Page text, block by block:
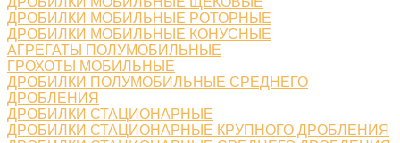
ДРОБИЛКИ МОБИЛЬНЫЕ РОТОРНЫЕ
ДРОБИЛКИ МОБИЛЬНЫЕ КОНУСНЫЕ
АГРЕГАТЫ ПОЛУМОБИЛЬНЫЕ
ГРОХОТЫ МОБИЛЬНЫЕ
ДРОБИЛКИ ПОЛУМОБИЛЬНЫЕ СРЕДНЕГО
ДРОБЛЕНИЯ
ДРОБИЛКИ СТАЦИОНАРНЫЕ
ДРОБИЛКИ СТАЦИОНАРНЫЕ КРУПНОГО ДРОБЛЕНИЯ